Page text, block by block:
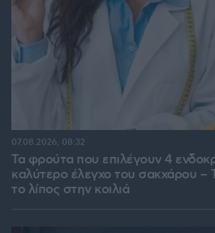
Τα φρούτα που επιλέγουν 4
καλύτερο έλεγχο του σακχάρου –
το λίπος στην κοιλιά
07.08.2026, 08:32